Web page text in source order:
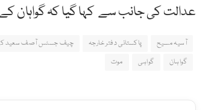
عدالت کی جانب سے کہا گیا کہ گواہان
آسیہ مسیح پاکستانی دفتر خارجہ چیف جسٹس آصف سعید
گواہان
گواہی موت